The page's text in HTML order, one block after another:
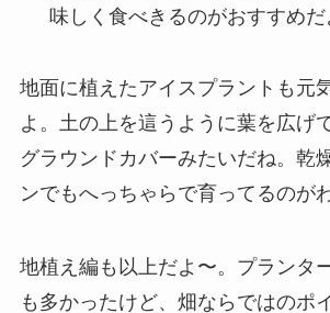
味しく食べきるのがおすすめだ
地面に植えたアイスプラントも元
よ。土の上を這うように葉を広げ
グラウンドカバーみたいだね。乾
ンでもへっちゃらで育ってるのが
地植え編も以上だよ〜。プランタ
も多かったけど、畑ならではのポ